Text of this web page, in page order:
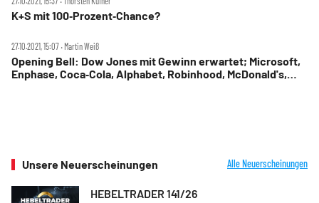
K+S mit 100‑Prozent‑Chance?
27.10.2021, 15:07 ‧ Martin Weiß
Opening Bell: Dow Jones mit Gewinn erwartet; Microsoft,
Enphase, Coca‑Cola, Alphabet, Robinhood, McDonald's,
Unsere Neuerscheinungen Alle Neuerscheinungen
HEBELTRADER 141/26